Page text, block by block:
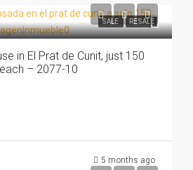
SALE RESALE
in El Prat de Cunit, just 150
– 2077-10
5 months ago